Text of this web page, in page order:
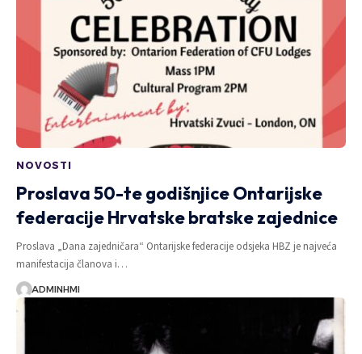
NOVOSTI
Proslava 50-te godišnjice Ontarijske
federacije Hrvatske bratske zajednice
Proslava „Dana zajedničara“ Ontarijske federacije odsjeka HBZ je najveća
manifestacija članova i…
ADMINHMI